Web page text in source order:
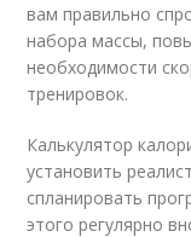
вам правильно
набора массы,
необходимости
тренировок.
Калькулятор
установить
спланировать
этого регулярно